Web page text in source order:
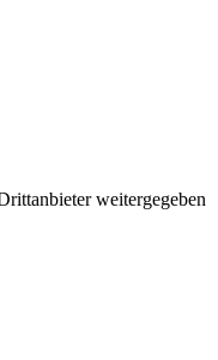
weitergegeben